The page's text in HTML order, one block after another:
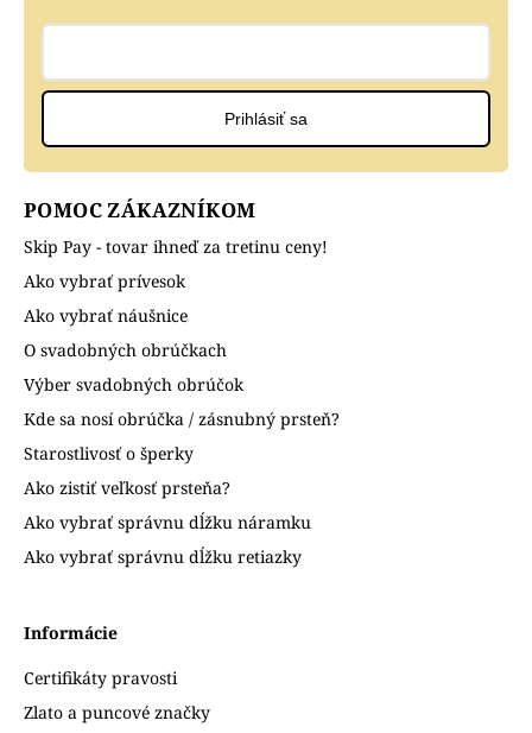
POMOC ZÁKAZNÍKOM
Skip Pay - tovar ihneď za tretinu ceny!
Ako vybrať prívesok
Ako vybrať náušnice
O svadobných obrúčkach
Výber svadobných obrúčok
Kde sa nosí obrúčka / zásnubný prsteň?
Starostlivosť o šperky
Ako zistiť veľkosť prsteňa?
Ako vybrať správnu dĺžku náramku
Ako vybrať správnu dĺžku retiazky
Informácie
Certifikáty pravosti
Zlato a puncové značky
Prihlásiť sa